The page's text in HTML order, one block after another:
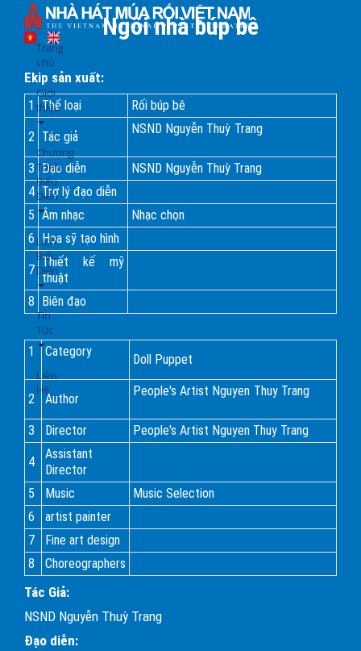
Trang
chủ
Giới
thiệu
Chương
Trình
Biểu
Diễn
Lịch
Biểu
Diễn
Tin
Tức
Liên
Hệ
Ngôi nhà búp bê
Ekip sản xuất:
1 Thể loại Rối búp bê
2 Tác giả
NSND Nguyễn Thuỳ Trang
3 Đạo diễn
NSND Nguyễn Thuỳ Trang
4 Trợ lý đạo diễn
5 Âm nhạc
Nhạc chọn
6 Họa sỹ tạo hình
7
Thiết kế mỹ
thuật
8 Biên đạo
1 Category
Doll Puppet
2 Author
People's Artist Nguyen Thuy Trang
3 Director People's Artist Nguyen Thuy Trang
4
Assistant
Director
5
Music
Music Selection
6
artist painter
7
Fine art design
8
Choreographers
Tác Giả:
NSND Nguyễn Thuỳ Trang
Đạo diễn: